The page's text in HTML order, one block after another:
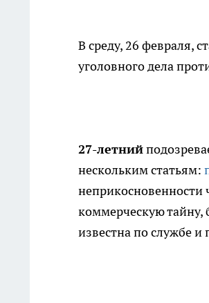
В среду, 26 февраля,
уголовного дела
27-летний
нескольким статьям:
неприкосновенности
коммерческую тайну,
известна по службе